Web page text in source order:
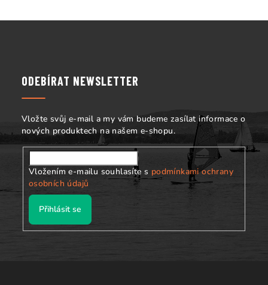
ODEBÍRAT NEWSLETTER
Vložte svůj e-mail a my vám budeme zasílat informace o
nových produktech na našem e-shopu.
Vložením e-mailu souhlasíte s podmínkami ochrany
osobních údajů
Přihlásit se